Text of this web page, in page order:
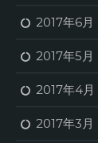
2017年6月
2017年5月
2017年4月
2017年3月